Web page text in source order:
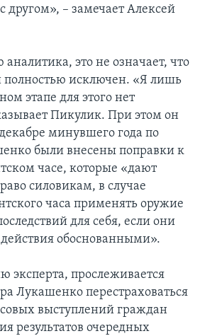
другом», – замечает Алексей
это не означает, что
полностью исключен. «Я лишь
этапе для этого нет
Пикулик. При этом он
минувшего года по
были внесены поправки к
часе, которые «дают
силовикам, в случае
часа применять оружие
для себя, если они
обоснованными».
эксперта, прослеживается
Лукашенко перестраховаться
выступлений граждан
результатов очередных